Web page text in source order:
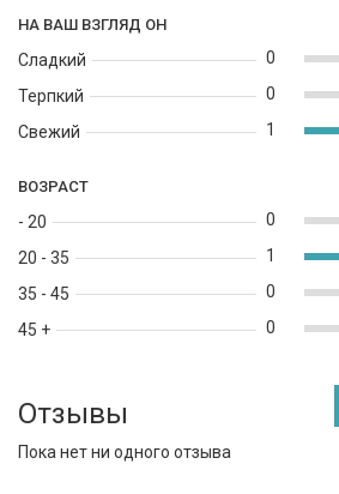
НА ВАШ ВЗГЛЯД ОН
Сладкий
Терпкий
Свежий
0
0
1
ВОЗРАСТ
- 20
20 - 35
35 - 45
45 +
0
1
0
0
Отзывы
Пока нет ни одного отзыва